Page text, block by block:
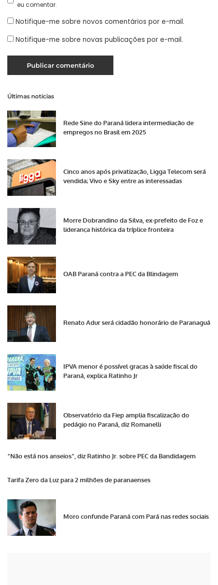
eu comentar.
Notifique-me sobre novos comentários por e-mail.
Notifique-me sobre novas publicações por e-mail.
Últimas notícias
Rede Sine do Paraná lidera intermediação de
empregos no Brasil em 2025
Cinco anos após privatização, Ligga Telecom será
vendida; Vivo e Sky entre as interessadas
Morre Dobrandino da Silva, ex-prefeito de Foz e
liderança histórica da tríplice fronteira
OAB Paraná contra a PEC da Blindagem
Renato Adur será cidadão honorário de Paranaguá
IPVA menor é possível graças à saúde fiscal do
Paraná, explica Ratinho Jr
Observatório da Fiep amplia fiscalização do
pedágio no Paraná, diz Romanelli
“Não está nos anseios”, diz Ratinho Jr. sobre PEC da Bandidagem
Tarifa Zero da Luz para 2 milhões de paranaenses
Moro confunde Paraná com Pará nas redes sociais